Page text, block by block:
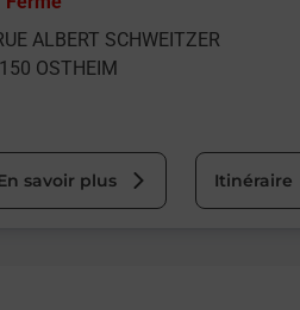
ALBERT SCHWEITZER
OSTHEIM
savoir plus Itinéraire